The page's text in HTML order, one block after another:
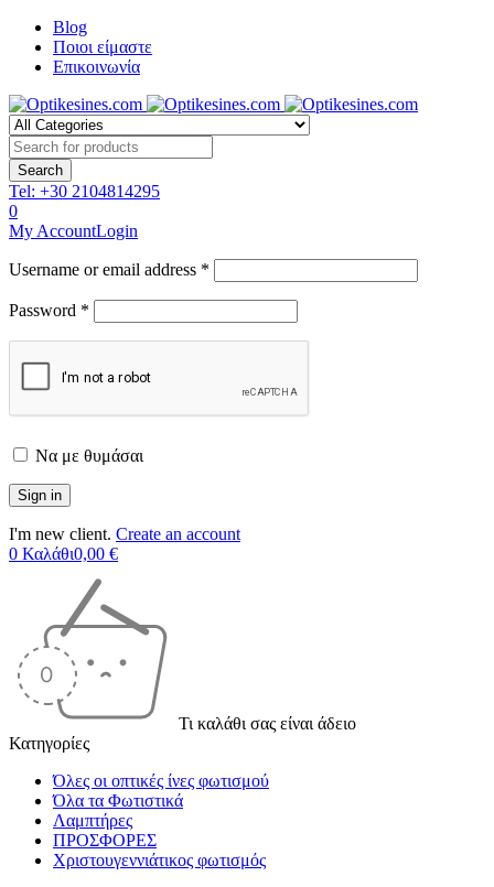
Blog
Ποιοι είμαστε
Επικοινωνία
Tel: +30 2104814295
0
My AccountLogin
Username or email address *
Password *
Να με θυμάσαι
I'm new client. Create an account
0 Καλάθι0,00 €
Τι καλάθι σας είναι άδειο
Κατηγορίες
Όλες οι οπτικές ίνες φωτισμού
Όλα τα Φωτιστικά
Λαμπτήρες
ΠΡΟΣΦΟΡΕΣ
Χριστουγεννιάτικος φωτισμός